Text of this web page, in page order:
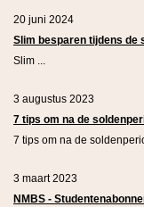
20 juni 2024
Slim besparen tijdens de
Slim ...
3 augustus 2023
7 tips om na de
7 tips om na de
3 maart 2023
NMBS -